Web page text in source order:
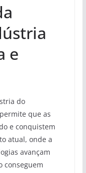
e
do
que as
e conquistem
atual, onde a
avançam
conseguem